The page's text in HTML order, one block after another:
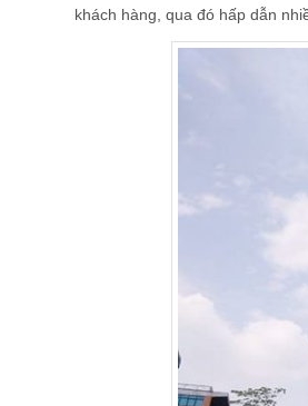
khách hàng, qua đó hấp dẫn